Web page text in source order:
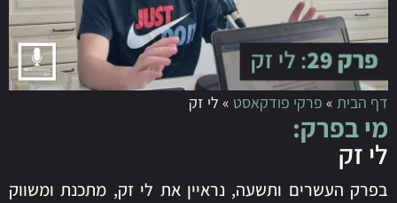
דף הבית » פרקי פודקאסט » לי זק
מי בפרק:
לי זק
בפרק העשרים ותשעה, נראיין את לי זק, מתכנת ומשווק